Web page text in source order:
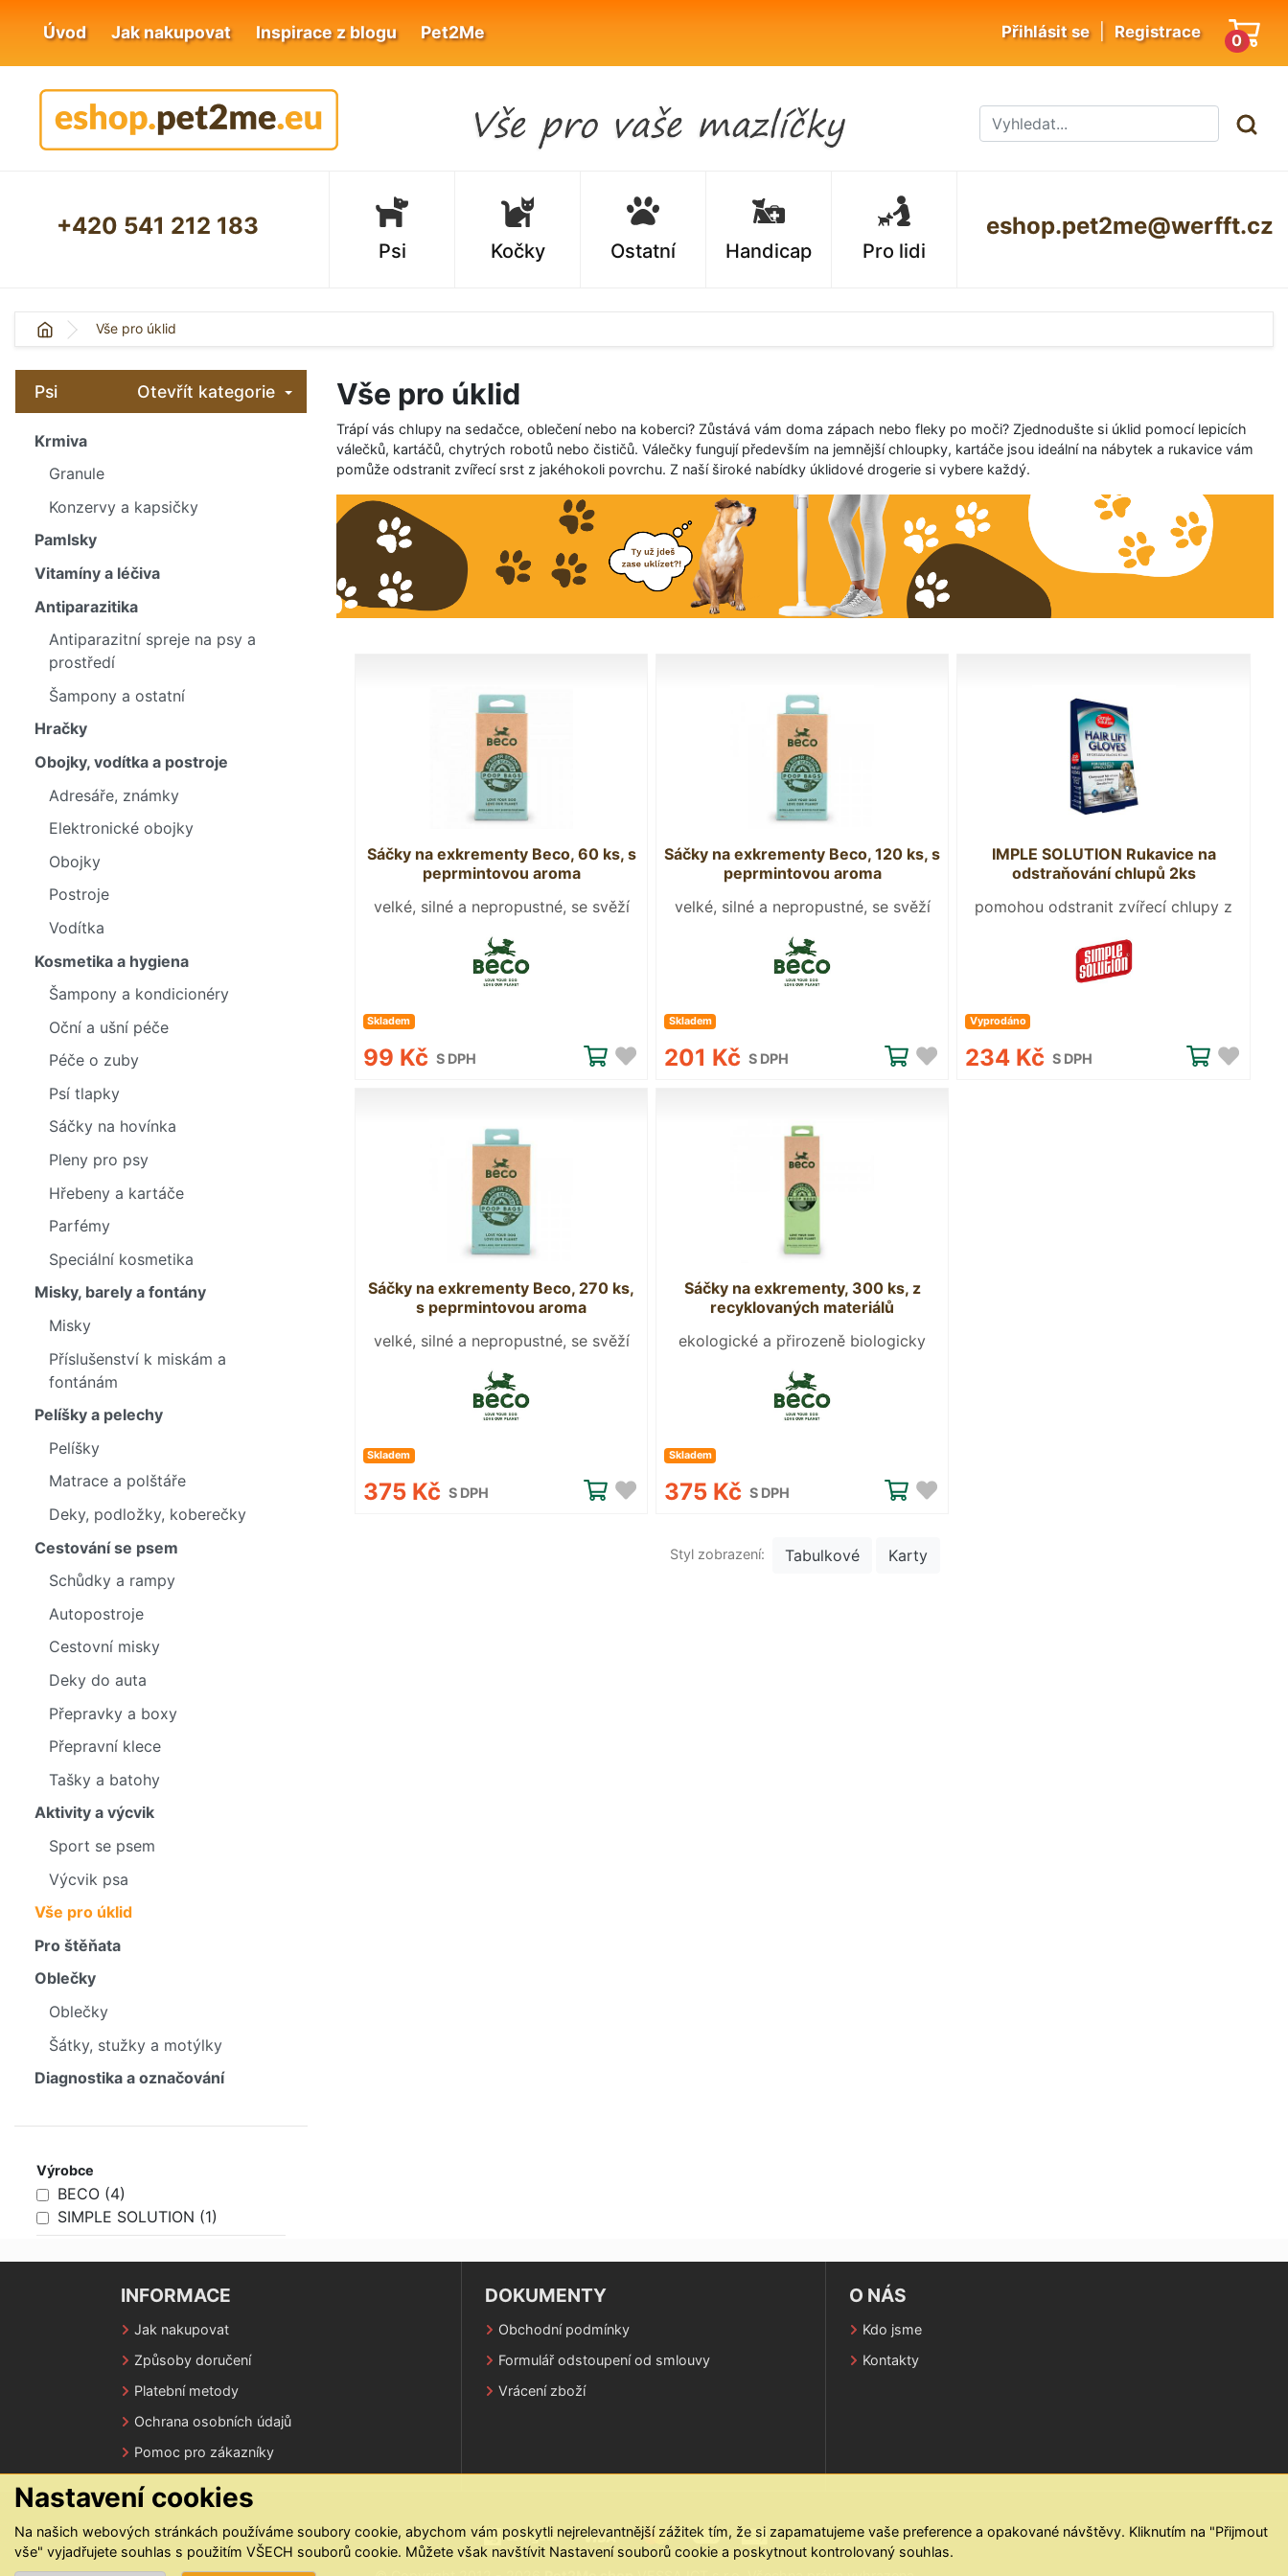
Nastavení cookies
Na našich webových stránkách používáme soubory cookie, abychom vám poskytli nejrelevantnější zážitek tím, že si zapamatujeme vaše preference a opakované návštěvy. Kliknutím na "Přijmout
vše" vyjadřujete souhlas s použitím VŠECH souborů cookie. Můžete však navštívit Nastavení souborů cookie a poskytnout kontrolovaný souhlas.
Úvod Jak nakupovat Inspirace z blogu Pet2Me Přihlásit se| Registrace 0
+420 541 212 183
Psi Kočky Ostatní Handicap Pro lidi
eshop.pet2me@werfft.cz
Vše pro úklid
Psi Otevřít kategorie
Krmiva
Granule
Konzervy a kapsičky
Pamlsky
Vitamíny a léčiva
Antiparazitika
Antiparazitní spreje na psy a
prostředí
Šampony a ostatní
Hračky
Obojky, vodítka a postroje
Adresáře, známky
Elektronické obojky
Obojky
Postroje
Vodítka
Kosmetika a hygiena
Šampony a kondicionéry
Oční a ušní péče
Péče o zuby
Psí tlapky
Sáčky na hovínka
Pleny pro psy
Hřebeny a kartáče
Parfémy
Speciální kosmetika
Misky, barely a fontány
Misky
Příslušenství k miskám a
fontánám
Pelíšky a pelechy
Pelíšky
Matrace a polštáře
Deky, podložky, koberečky
Cestování se psem
Schůdky a rampy
Autopostroje
Cestovní misky
Deky do auta
Přepravky a boxy
Přepravní klece
Tašky a batohy
Aktivity a výcvik
Sport se psem
Výcvik psa
Vše pro úklid
Pro štěňata
Oblečky
Oblečky
Šátky, stužky a motýlky
Diagnostika a označování
Výrobce
BECO (4)
SIMPLE SOLUTION (1)
Vše pro úklid
Trápí vás chlupy na sedačce, oblečení nebo na koberci? Zůstává vám doma zápach nebo fleky po moči? Zjednodušte si úklid pomocí lepicích
válečků, kartáčů, chytrých robotů nebo čističů. Válečky fungují především na jemnější chloupky, kartáče jsou ideální na nábytek a rukavice vám
pomůže odstranit zvířecí srst z jakéhokoli povrchu. Z naší široké nabídky úklidové drogerie si vybere každý.
Sáčky na exkrementy Beco, 60 ks, s
peprmintovou aroma
velké, silné a nepropustné, se svěží
Skladem
99 Kč S DPH
Sáčky na exkrementy Beco, 120 ks, s
peprmintovou aroma
velké, silné a nepropustné, se svěží
Skladem
201 Kč S DPH
IMPLE SOLUTION Rukavice na
odstraňování chlupů 2ks
pomohou odstranit zvířecí chlupy z
Vyprodáno
234 Kč S DPH
Sáčky na exkrementy Beco, 270 ks,
s peprmintovou aroma
velké, silné a nepropustné, se svěží
Skladem
375 Kč S DPH
Sáčky na exkrementy, 300 ks, z
recyklovaných materiálů
ekologické a přirozeně biologicky
Skladem
375 Kč S DPH
Styl zobrazení: Tabulkové Karty
INFORMACE
Jak nakupovat
Způsoby doručení
Platební metody
Ochrana osobních údajů
Pomoc pro zákazníky
DOKUMENTY
Obchodní podmínky
Formulář odstoupení od smlouvy
Vrácení zboží
O NÁS
Kdo jsme
Kontakty